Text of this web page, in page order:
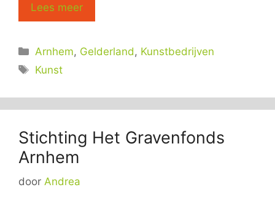
Lees meer
Categorieën
Arnhem, Gelderland , Kunstbedrijven
Tags
Kunst
Stichting Het Gravenfonds
Arnhem
door Andrea